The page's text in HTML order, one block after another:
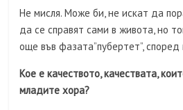
Не мисля. Може би, не искат да
да се справят сами в живота, но
още във фазата”пубертет”, според
Кое е качеството, качествата,
младите хора?